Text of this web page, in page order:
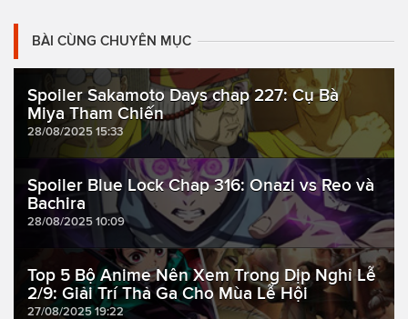
BÀI CÙNG CHUYÊN MỤC
Spoiler Sakamoto Days chap 227: Cụ Bà
Miya Tham Chiến
28/08/2025 15:33
Spoiler Blue Lock Chap 316: Onazi vs Reo và
Bachira
28/08/2025 10:09
Top 5 Bộ Anime Nên Xem Trong Dịp Nghỉ Lễ
2/9: Giải Trí Thả Ga Cho Mùa Lễ Hội
27/08/2025 19:22